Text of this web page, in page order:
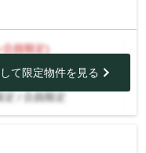
て限定物件を見る